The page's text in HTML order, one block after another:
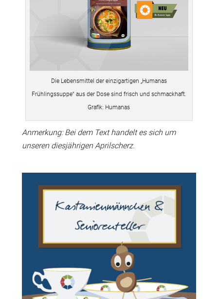
Die Lebensmittel der einzigartigen „Humanas
Frühlingssuppe“ aus der Dose sind frisch und schmackhaft.
Grafik: Humanas
Anmerkung: Bei dem Text handelt es sich um
unseren diesjährigen Aprilscherz.